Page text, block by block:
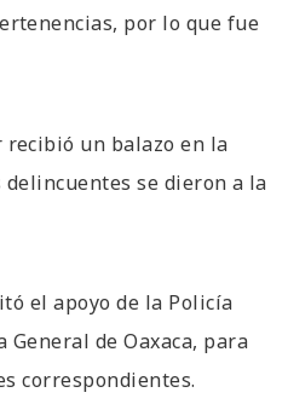
por lo que fue
recibió un balazo en la
se dieron a la
el apoyo de la Policía
de Oaxaca, para
correspondientes.